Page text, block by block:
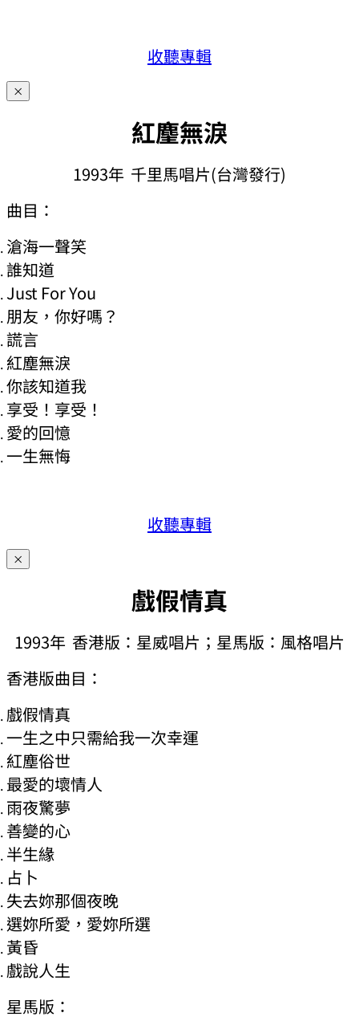
收聽專輯
×
紅麈無淚
1993年 千里馬唱片(台灣發行)
曲目：
滄海一聲笑
誰知道
Just For You
朋友，你好嗎？
謊言
紅塵無淚
你該知道我
享受！享受！
愛的回憶
一生無悔
收聽專輯
×
戲假情真
1993年 香港版：星威唱片；星馬版：風格唱片
香港版曲目：
戲假情真
一生之中只需給我一次幸運
紅塵俗世
最愛的壞情人
雨夜驚夢
善變的心
半生緣
占卜
失去妳那個夜晚
選妳所愛，愛妳所選
黃昏
戲說人生
星馬版：